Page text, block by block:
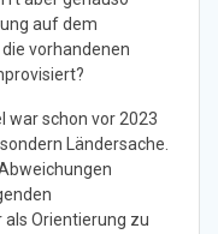
auf dem
vorhandenen
war schon vor 2023
Ländersache.
Orientierung zu